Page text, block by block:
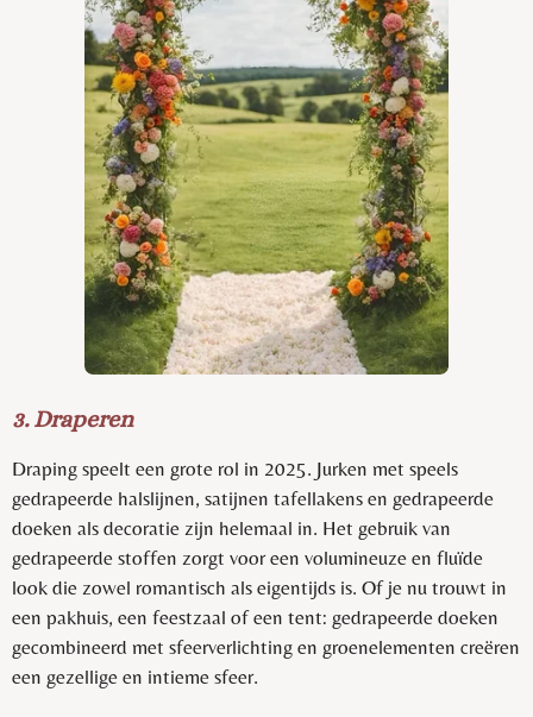
3. Draperen
Draping speelt een grote rol in 2025. Jurken met speels
gedrapeerde halslijnen, satijnen tafellakens en gedrapeerde
doeken als decoratie zijn helemaal in. Het gebruik van
gedrapeerde stoffen zorgt voor een volumineuze en fluïde
look die zowel romantisch als eigentijds is. Of je nu trouwt in
een pakhuis, een feestzaal of een tent: gedrapeerde doeken
gecombineerd met sfeerverlichting en groenelementen creëren
een gezellige en intieme sfeer.